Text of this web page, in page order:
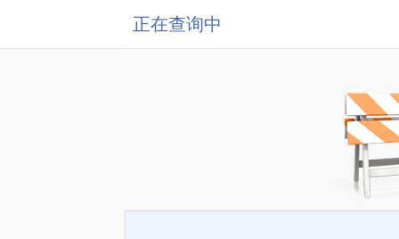
正在查询中